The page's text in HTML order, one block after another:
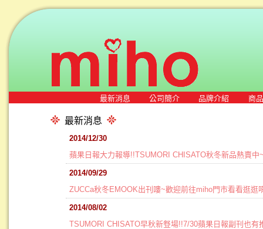
最新消息 公司簡介 品牌介紹 商
最新消息
2014/12/30
蘋果日報大力報導!!TSUMORI CHISATO秋冬新品熱賣中
2014/09/29
ZUCCa秋冬EMOOK出刊嘍~歡迎前往miho門市看看逛逛
2014/08/02
TSUMORI CHISATO早秋新豋場!!7/30蘋果日報副刊也有